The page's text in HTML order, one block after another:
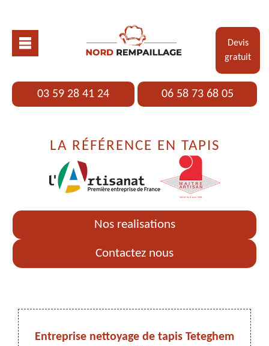
Devis
gratuit
03 59 28 41 24 06 58 73 68 05
LA RÉFÉRENCE EN TAPIS
Nos realisations
Contactez nous
Entreprise nettoyage de tapis Teteghem